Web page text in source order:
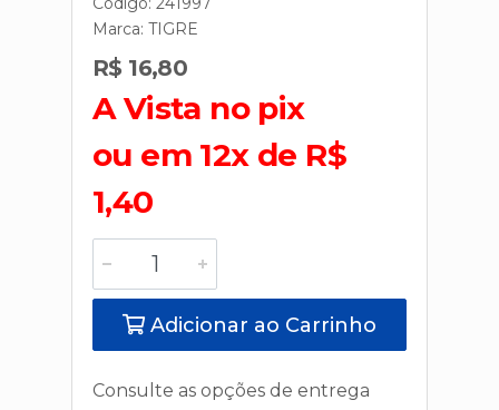
Marca: TIGRE
R$ 16,80
A Vista no pix
ou em 12x de R$
1,40
Adicionar ao Carrinho
Consulte as opções de entrega